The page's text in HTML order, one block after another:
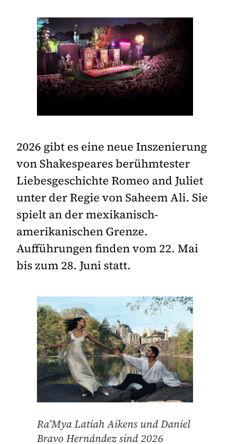
2026 gibt es eine neue Inszenierung
von Shakespeares berühmtester
Liebesgeschichte Romeo and Juliet
unter der Regie von Saheem Ali. Sie
spielt an der mexikanisch-
amerikanischen Grenze.
Aufführungen finden vom 22. Mai
bis zum 28. Juni statt.
Ra’Mya Latiah Aikens und Daniel
Bravo Hernández sind 2026